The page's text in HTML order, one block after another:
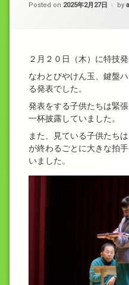
Posted on 2025年2月27日 by
２月２０日（木）に特技
なわとびやけん玉、鍵盤
る発表でした。
発表をする子供たちは緊
一杯披露していました。
また、見ている子供たち
が終わるごとに大きな拍
いました。